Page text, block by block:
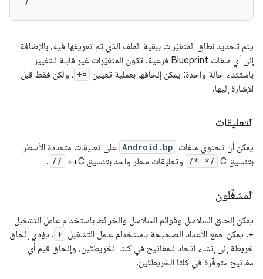
يتم تحديد نطاق المتغيّرات ببقية الملف الذي تم تعريفها فيه، بالإضافة
إلى أي ملفات Blueprint فرعية. تكون المتغيّرات غير قابلة للتغيير
باستثناء حالة واحدة: يمكن إلحاقها بعملية تعيين += ، ولكن فقط قبل
الإشارة إليها.
التعليقات
يمكن أن تحتوي ملفات Android.bp على تعليقات متعددة الأسطر
بتنسيق C‏
/* */ وتعليقات سطر واحد بتنسيق C++‏ //
.
المشغِّلون
يمكن إلحاق السلاسل وقوائم السلاسل والخرائط باستخدام عامل التشغيل
+. يمكن جمع الأعداد الصحيحة باستخدام عامل التشغيل + . يؤدي إلحاق
خريطة إلى إنشاء اتحاد للمفاتيح في كلتا الخريطتَين، وإلحاق قيم أي
مفاتيح متوفّرة في كلتا الخريطتَين.